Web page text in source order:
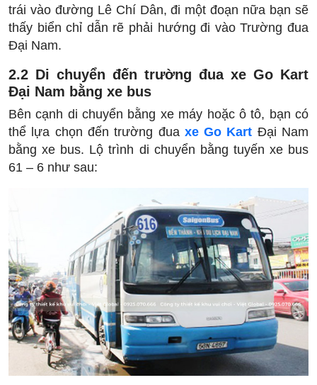
trái vào đường Lê Chí Dân, đi một đoạn nữa bạn sẽ
thấy biển chỉ dẫn rẽ phải hướng đi vào Trường đua
Đại Nam.
2.2 Di chuyển đến trường đua xe Go Kart
Đại Nam bằng xe bus
Bên cạnh di chuyển bằng xe máy hoặc ô tô, bạn có
thể lựa chọn đến trường đua xe Go Kart Đại Nam
bằng xe bus. Lộ trình di chuyển bằng tuyến xe bus
61 – 6 như sau: